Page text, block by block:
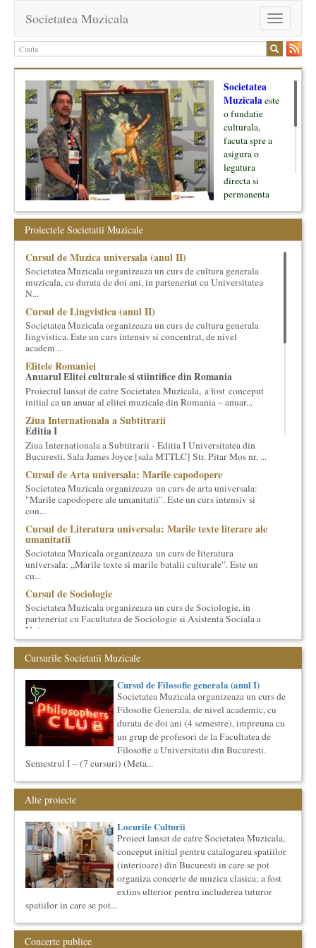
Toggle
navigation
Societatea Muzicala
Societatea
Muzicalaeste
o fundatie
culturala,
facuta spre a
asigura o
legatura
directa si
permanenta
oamenii ei, pe
inceput cu muzica clasica - si de aici numele -, insa acum
dezvoltam proiecte si in alte domenii ale culturii.
Facem management cultural, dezvoltam si administram proiecte
proprii sau preluate, modele si sisteme de finantare, marketing
cultural si consultanta. Organizam concursuri, concerte si
evenimente culturale, private sau publice, tinem cursuri de
cultura generala muzicala, teatrala, filosofica si de alte feluri.
Cuvinte in plus despre proiect, despre cei care il administreaza si
cei care il finantateaza sunt in rubricile de mai jos.
Proiectele Societatii Muzicale
Cursul de Muzica universala (anul II)
Societatea Muzicala organizeaza un curs de cultura generala
muzicala, cu durata de doi ani, in parteneriat cu Universitatea
N...
Cursul de Lingvistica (anul II)
Societatea Muzicala organizeaza un curs de cultura generala
lingvistica. Este un curs intensiv si concentrat, de nivel
academ...
Elitele Romaniei
Anuarul Elitei culturale si stiintifice din Romania
Proiectul lansat de catre Societatea Muzicala, a fost conceput
initial ca un anuar al elitei muzicale din Romania – anuar...
Ziua Internationala a Subtitrarii
Editia I
Ziua Internationala a Subtitrarii - Editia I Universitatea din
Bucuresti, Sala James Joyce [sala MTTLC] Str. Pitar Mos nr. ...
Cursul de Arta universala: Marile capodopere
Societatea Muzicala organizeaza un curs de arta universala:
"Marile capodopere ale umanitatii". Este un curs intensiv si
con...
Cursul de Literatura universala: Marile texte literare ale
umanitatii
Societatea Muzicala organizeaza un curs de literatura
universala: „Marile texte si marile batalii culturale”. Este un
cu...
Cursul de Sociologie
Societatea Muzicala organizeaza un curs de Sociologie, in
parteneriat cu Facultatea de Sociologie si Asistenta Sociala a
Univ...
Societatea Culturala
Platforma online de marketing cultural
Descrierea produsului principal (platforma Internet)
Obiectivul proiectului este de a construi un sistem complex de
market...
Cursul de Filosofie a vietii cotidiene
Societatea Muzicala organizeaza un curs de Filosofie a vietii
cotidiene, de nivel academic, cu durata de un an (2
semestre),...
Imaginary Beyond Reality
Expozitie de arta fotografica
Expozitie de arta fotografica
Spatiu: neoBhoema Art & Social Lab, Palatul Universul,
...
Bucurestiul Cultural Neconventional
(Neconventionaliada)
Competitia proiectelor culturale neconventionale ale
Bucurestiului
Bucurestiul Cultural Neconventional (sau Neconventionaliada
- nume provizoriu) are ca obiectiv prezentarea tuturor
The Fever
Cursurile Societatii Muzicale
Cursul de Filosofie generala (anul I)
Societatea Muzicala organizeaza un curs de
Filosofie Generala, de nivel academic, cu
durata de doi ani (4 semestre), impreuna cu
un grup de profesori de la Facultatea de
Filosofie a Universitatii din Bucuresti.
Semestrul I – (7 cursuri) (Meta...
Alte proiecte
Locurile Culturii
Proiect lansat de catre Societatea Muzicala,
conceput initial pentru catalogarea spatiilor
(interioare) din Bucuresti in care se pot
organiza concerte de muzica clasica; a fost
extins ulterior pentru includerea tuturor
spatiilor in care se pot...
Concerte publice